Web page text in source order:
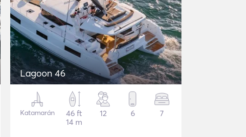
Lagoon 46
Katamarán
46 ft
14 m
12 6 7